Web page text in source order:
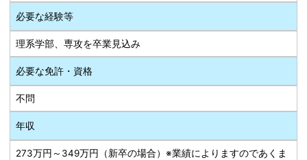
必要な経験等
理系学部、専攻を卒業見込み
必要な免許・資格
不問
年収
273万円～349万円（新卒の場合）※業績によりますのであくま